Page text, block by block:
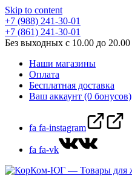
Skip to content
+7 (988) 241-30-01
+7 (861) 241-30-01
Без выходных с 10.00 до 20.00
Наши магазины
Оплата
Бесплатная доставка
Ваш аккаунт (0 бонусов)
fa fa-instagram
fa fa-vk